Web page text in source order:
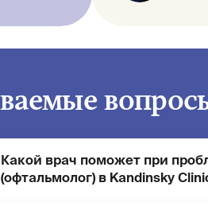
Какой врач поможет при
(офтальмолог) в Kandinsky